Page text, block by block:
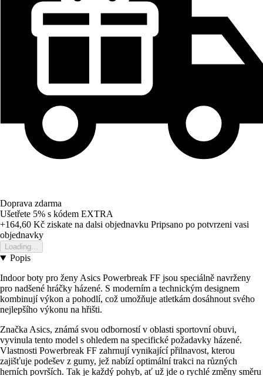
Doprava zdarma
Ušetřete 5% s kódem EXTRA
+164,60 Kč ziskate na dalsi objednavku Pripsano po potvrzeni vasi
objednavky
Loading...
Popis
Indoor boty pro ženy Asics Powerbreak FF jsou speciálně navrženy
pro nadšené hráčky házené. S moderním a technickým designem
kombinují výkon a pohodlí, což umožňuje atletkám dosáhnout svého
nejlepšího výkonu na hřišti.
Značka Asics, známá svou odborností v oblasti sportovní obuvi,
vyvinula tento model s ohledem na specifické požadavky házené.
Vlastnosti Powerbreak FF zahrnují vynikající přilnavost, kterou
zajišťuje podešev z gumy, jež nabízí optimální trakci na různých
herních površích. Tak je každý pohyb, ať už jde o rychlé změny směru